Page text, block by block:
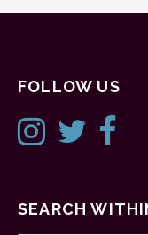
FOLLOW US
SEARCH